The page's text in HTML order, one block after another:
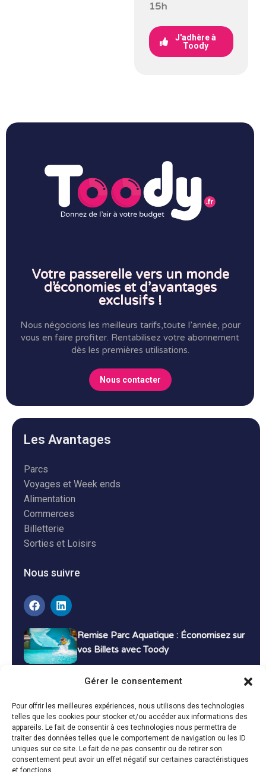
Gérer le consentement
Pour offrir les meilleures expériences, nous utilisons des technologies
telles que les cookies pour stocker et/ou accéder aux informations des
appareils. Le fait de consentir à ces technologies nous permettra de
traiter des données telles que le comportement de navigation ou les ID
uniques sur ce site. Le fait de ne pas consentir ou de retirer son
consentement peut avoir un effet négatif sur certaines caractéristiques
et fonctions.
15h
J'adhère à
Toody
Votre passerelle vers un monde
d’économies et d’avantages
exclusifs !
Nous négocions les meilleurs tarifs,toute l’année, pour
vous en faire profiter. Rentabilisez votre abonnement
dès les premières utilisations.
Nous contacter
Les Avantages
Parcs
Voyages et Week ends
Alimentation
Commerces
Billetterie
Sorties et Loisirs
Nous suivre
Remise Parc Aquatique : Économisez sur
vos Billets avec Toody
Bons Plans Voyage : Économisez sur vos
Vacances avec Toody
13 décembre 2024 Bon plans